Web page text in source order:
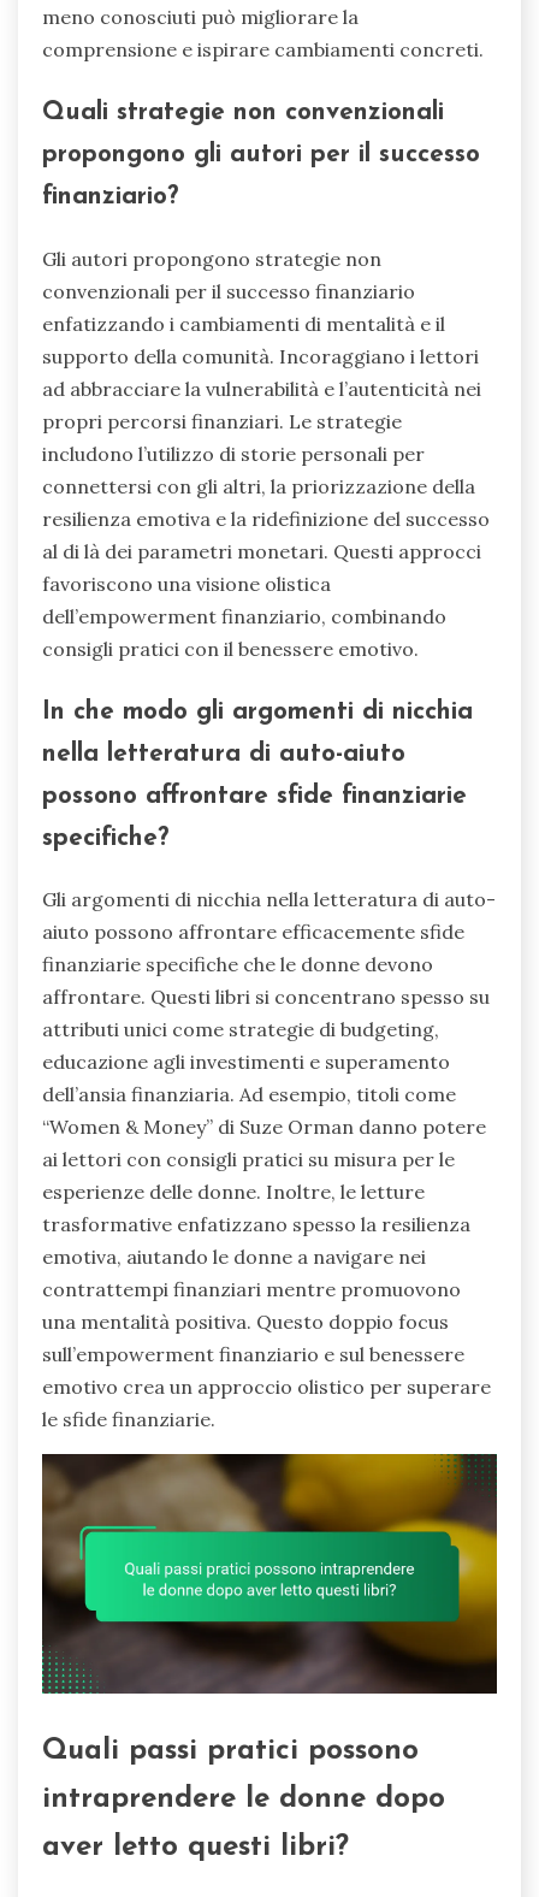
meno conosciuti può migliorare la
comprensione e ispirare cambiamenti concreti.
Quali strategie non convenzionali
propongono gli autori per il successo
finanziario?
Gli autori propongono strategie non
convenzionali per il successo finanziario
enfatizzando i cambiamenti di mentalità e il
supporto della comunità. Incoraggiano i lettori
ad abbracciare la vulnerabilità e l’autenticità nei
propri percorsi finanziari. Le strategie
includono l’utilizzo di storie personali per
connettersi con gli altri, la priorizzazione della
resilienza emotiva e la ridefinizione del successo
al di là dei parametri monetari. Questi approcci
favoriscono una visione olistica
dell’empowerment finanziario, combinando
consigli pratici con il benessere emotivo.
In che modo gli argomenti di nicchia
nella letteratura di auto-aiuto
possono affrontare sfide finanziarie
specifiche?
Gli argomenti di nicchia nella letteratura di auto-
aiuto possono affrontare efficacemente sfide
finanziarie specifiche che le donne devono
affrontare. Questi libri si concentrano spesso su
attributi unici come strategie di budgeting,
educazione agli investimenti e superamento
dell’ansia finanziaria. Ad esempio, titoli come
“Women & Money” di Suze Orman danno potere
ai lettori con consigli pratici su misura per le
esperienze delle donne. Inoltre, le letture
trasformative enfatizzano spesso la resilienza
emotiva, aiutando le donne a navigare nei
contrattempi finanziari mentre promuovono
una mentalità positiva. Questo doppio focus
sull’empowerment finanziario e sul benessere
emotivo crea un approccio olistico per superare
le sfide finanziarie.
Quali passi pratici possono
intraprendere le donne dopo
aver letto questi libri?